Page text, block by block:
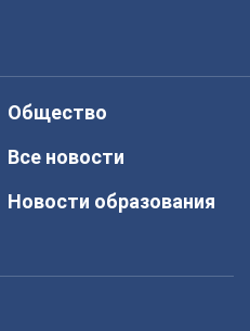
Общество
Все новости
Новости образования